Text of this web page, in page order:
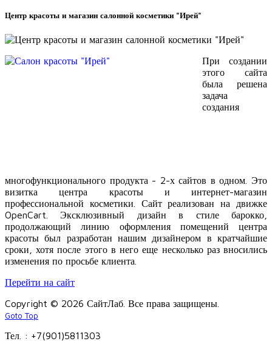
Центр красоты и магазин салонной косметики "Ирей"
При создании
этого сайта
была решена
задача
создания
многофункционального продукта - 2-х сайтов в одном. Это
визитка центра красоты и интернет-магазин
профессиональной косметики. Сайт реализован на движке
OpenCart. Эксклюзивный дизайн в стиле барокко,
продолжающий линию оформления помещений центра
красоты был разработан нашим дизайнером в кратчайшие
сроки, хотя после этого в него еще несколько раз вносились
изменения по просьбе клиента.
Перейти на сайт
Copyright © 2026 СайтЛаб. Все права защищены.
Goto Top
Тел. : +7(901)5811303